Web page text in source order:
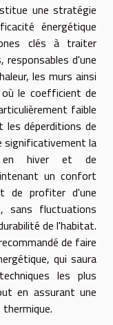
une stratégie
énergétique
clés à traiter
responsables d'une
les murs ainsi
le coefficient de
faible
les déperditions de
significativement la
en hiver et de
un confort
de profiter d'une
sans fluctuations
de l'habitat.
de faire
qui saura
les plus
en assurant une